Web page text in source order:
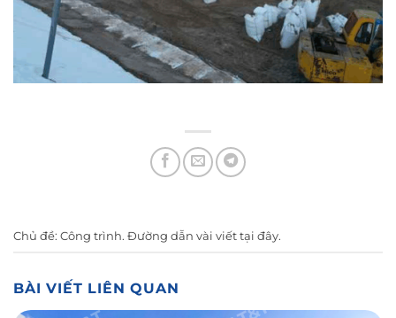
Chủ đề: Công trình. Đường dẫn vài viết tại đây.
BÀI VIẾT LIÊN QUAN